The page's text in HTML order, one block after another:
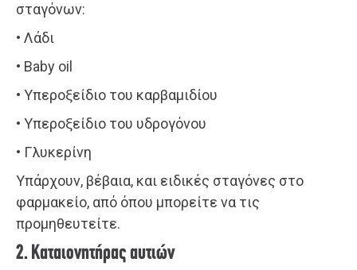
σταγόνων:
• Λάδι
• Baby oil
• Yπεροξείδιο του καρβαμιδίου
• Yπεροξείδιο του υδρογόνου
• Γλυκερίνη
Υπάρχουν, βέβαια, και ειδικές σταγόνες στο
φαρμακείο, από όπου μπορείτε να τις
προμηθευτείτε.
2. Καταιονητήρας αυτιών